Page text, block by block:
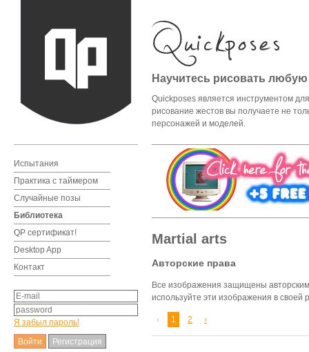
Испытания
Практика с таймером
Случайные позы
Библиотека
QP cертификат!
Desktop App
Контакт
Я забыл пароль!
Регистрация
Научитесь рисовать
Quickposes является инструментом
рисование жестов вы получаете не
персонажей и моделей.
Martial arts
Авторские права
Все изображения защищены авторским
используйте эти изображения в
‹ 1 2 ›